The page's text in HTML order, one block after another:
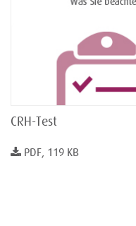
CRH-Test
PDF, 119 KB